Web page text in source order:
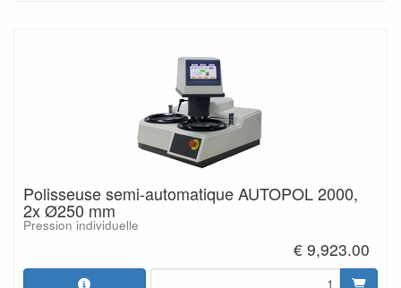
Polisseuse semi-automatique AUTOPOL 2000,
2x Ø250 mm
Pression individuelle
€ 9,923.00